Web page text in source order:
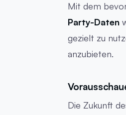
Mit dem
Party-Daten
gezielt zu
anzubieten.
Die Zukunft